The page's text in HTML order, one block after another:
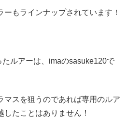
もラインナップされています！
ルアーは、imaのsasuke120で
マスを狙うのであれば専用のルア
たことはありません！